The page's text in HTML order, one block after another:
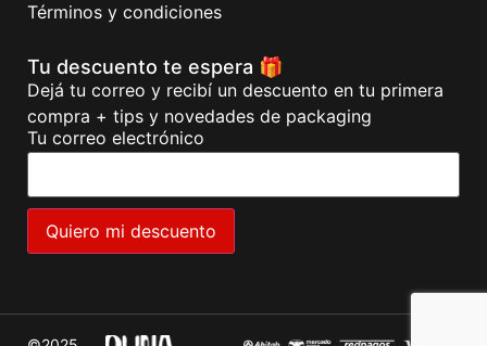
Términos y condiciones
Tu descuento te espera 🎁
Dejá tu correo y recibí un descuento en tu primera
compra + tips y novedades de packaging
Tu correo electrónico